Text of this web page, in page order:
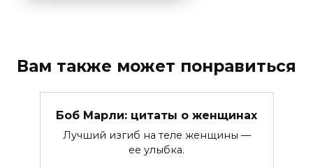
Вам также может понравиться
Боб Марли: цитаты о женщинах
Лучший изгиб на теле женщины —
ее улыбка.